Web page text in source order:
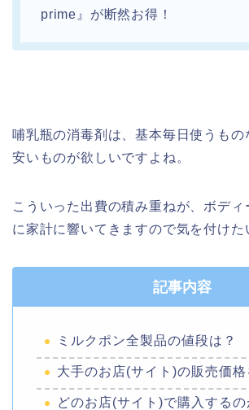
prime』が断然お得！
哺乳瓶の消毒剤は、基本毎日使うもの
安いものが欲しいですよね。
こういった出費の積み重ねが、ボディ
に家計に響いてきますので気を付けた
記事内容
ミルクポン全製品の値段は？
大手のお店(サイト)の販売価格
どのお店(サイト)で購入する